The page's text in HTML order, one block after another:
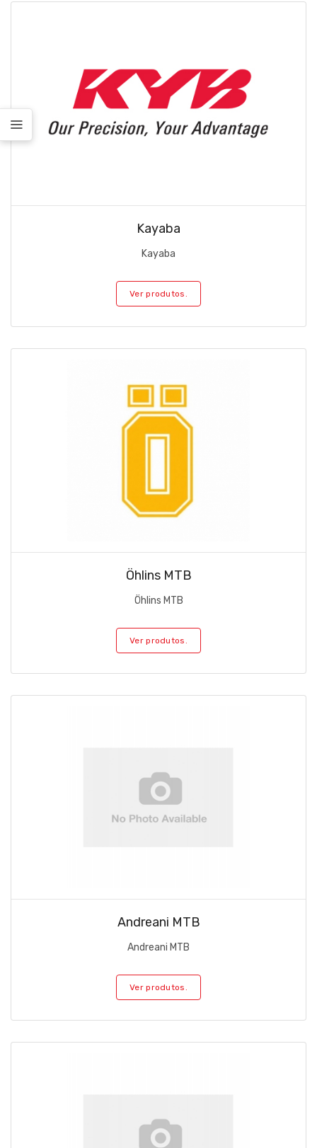
Kayaba
Kayaba
Ver produtos.
Öhlins MTB
Öhlins MTB
Ver produtos.
Andreani MTB
Andreani MTB
Ver produtos.